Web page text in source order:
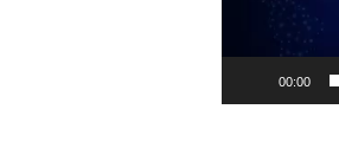
00:00